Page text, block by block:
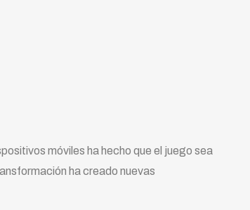
móviles ha hecho que el juego sea
ha creado nuevas